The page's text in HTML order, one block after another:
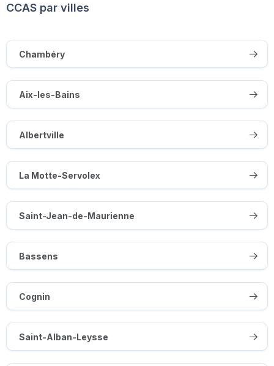
CCAS par villes
Chambéry
Aix-les-Bains
Albertville
La Motte-Servolex
Saint-Jean-de-Maurienne
Bassens
Cognin
Saint-Alban-Leysse